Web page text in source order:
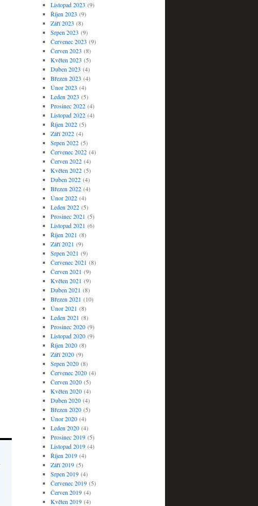
Listopad 2023 (9)
Říjen 2023 (9)
Září 2023 (8)
Srpen 2023 (9)
Červenec 2023 (9)
Červen 2023 (8)
Květen 2023 (5)
Duben 2023 (4)
Březen 2023 (4)
Únor 2023 (4)
Leden 2023 (5)
Prosinec 2022(4)
Listopad 2022(4)
Říjen 2022(5)
Září 2022(4)
Srpen 2022(5)
Červenec 2022(4)
Červen 2022(4)
Květen 2022(5)
Duben 2022(4)
Březen 2022(4)
Únor 2022(4)
Leden 2022(5)
Prosinec 2021 (5)
Listopad 2021 (6)
Říjen 2021 (8)
Září 2021 (9)
Srpen 2021 (9)
Červenec 2021 (8)
Červen 2021 (9)
Květen 2021 (9)
Duben 2021 (8)
Březen 2021 (10)
Únor 2021 (8)
Leden 2021 (8)
Prosinec 2020(9)
Listopad 2020(9)
Říjen 2020(8)
Září 2020(9)
Srpen 2020(8)
Červenec 2020(4)
Červen 2020(5)
Květen 2020(4)
Duben 2020(4)
Březen 2020(5)
Únor 2020(4)
Leden 2020(4)
Prosinec 2019(5)
Listopad 2019(4)
Říjen 2019(4)
Září 2019(5)
Srpen 2019(4)
Červenec 2019(5)
Červen 2019(4)
Květen 2019(4)